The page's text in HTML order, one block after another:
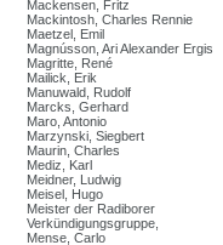
Mackensen, Fritz
Mackintosh, Charles Rennie
Maetzel, Emil
Magnússon, Ari Alexander Ergis
Magritte, René
Mailick, Erik
Manuwald, Rudolf
Marcks, Gerhard
Maro, Antonio
Marzynski, Siegbert
Maurin, Charles
Mediz, Karl
Meidner, Ludwig
Meisel, Hugo
Meister der Radiborer
Verkündigungsgruppe,
Mense, Carlo